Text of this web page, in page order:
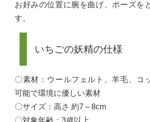
お好みの位置に腕を曲げ、ポーズを
す。
いちごの妖精の仕様
〇素材：ウールフェルト、羊毛、コ
可能で環境に優しい素材
〇サイズ：高さ 約7～8cm
〇対象年齢：3歳以上